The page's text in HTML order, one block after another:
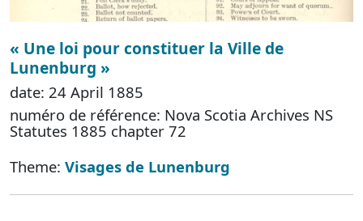
« Une loi pour constituer la Ville de
Lunenburg »
date: 24 April 1885
numéro de référence: Nova Scotia Archives NS
Statutes 1885 chapter 72
Theme: Visages de Lunenburg